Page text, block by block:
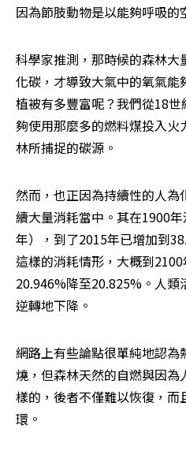
因為節肢動物是以能夠呼吸的
科學家推測，那時候的森林
化碳，才導致大氣中的氧氣
植被有多豐富呢？我們從18
夠使用那麼多的燃料煤投入
林所捕捉的碳源。
然而，也正因為持續性的人
續大量消耗當中。其在1900
年），到了2015年已增加到
這樣的消耗情形，大概到
20.946%降至20.825%。人
逆轉地下降。
網路上有些論點很單純地認
燒，但森林天然的自燃與因
樣的，後者不僅難以恢復，
環。